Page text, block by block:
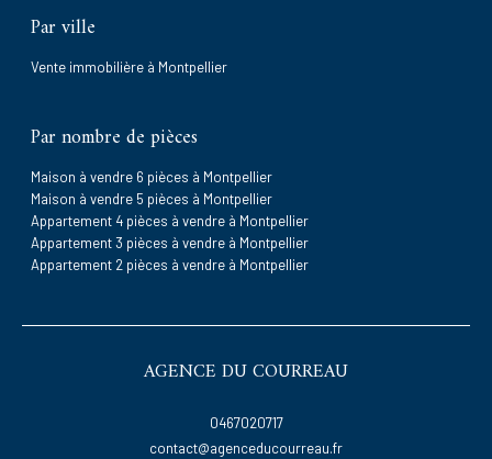
Par ville
Vente immobilière à Montpellier
Par nombre de pièces
Maison à vendre 6 pièces à Montpellier
Maison à vendre 5 pièces à Montpellier
Appartement 4 pièces à vendre à Montpellier
Appartement 3 pièces à vendre à Montpellier
Appartement 2 pièces à vendre à Montpellier
AGENCE DU COURREAU
0467020717
contact@agenceducourreau.fr